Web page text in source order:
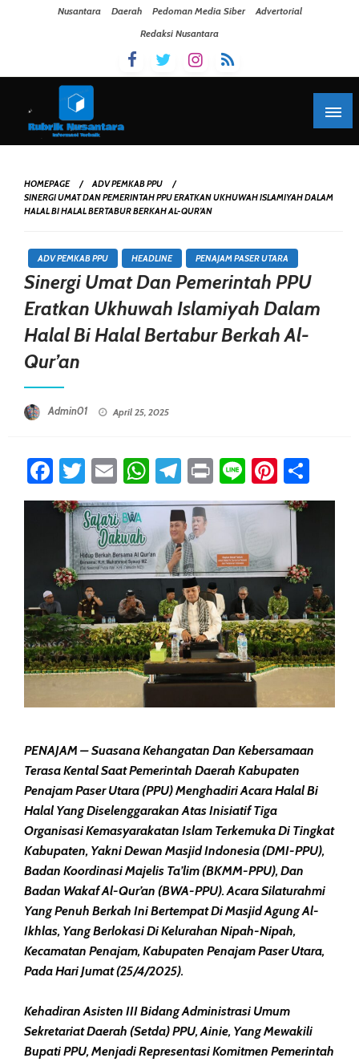
Nusantara Daerah Pedoman Media Siber
Advertorial
Redaksi Nusantara
HOMEPAGE
ADV PEMKAB PPU
SINERGI UMAT DAN PEMERINTAH PPU ERATKAN UKHUWAH ISLAMIYAH DALAM
HALAL BI HALAL BERTABUR BERKAH AL-QUR’AN
ADV PEMKAB PPU HEADLINE PENAJAM PASER UTARA
Sinergi Umat Dan Pemerintah PPU
Eratkan Ukhuwah Islamiyah Dalam
Halal Bi Halal Bertabur Berkah Al-
Qur’an
Admin01 April 25, 2025
Facebook
Twitter
EmailWhatsApp
Telegram
PrintLine
PENAJAM – Suasana Kehangatan Dan Kebersamaan
Terasa Kental Saat Pemerintah Daerah Kabupaten
Penajam Paser Utara (PPU) Menghadiri Acara Halal Bi
Halal Yang Diselenggarakan Atas Inisiatif Tiga
Organisasi Kemasyarakatan Islam Terkemuka Di Tingkat
Kabupaten, Yakni Dewan Masjid Indonesia (DMI-PPU),
Badan Koordinasi Majelis Ta’lim (BKMM-PPU), Dan
Badan Wakaf Al-Qur’an (BWA-PPU). Acara Silaturahmi
Yang Penuh Berkah Ini Bertempat Di Masjid Agung Al-
Ikhlas, Yang Berlokasi Di Kelurahan Nipah-Nipah,
Kecamatan Penajam, Kabupaten Penajam Paser Utara,
Pada Hari Jumat (25/4/2025).
Kehadiran Asisten III Bidang Administrasi Umum
Sekretariat Daerah (Setda) PPU, Ainie, Yang Mewakili
Bupati PPU, Menjadi Representasi Komitmen Pemerintah